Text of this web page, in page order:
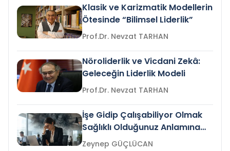
Klasik ve Karizmatik Modellerin
Ötesinde “Bilimsel Liderlik”
Prof.Dr. Nevzat TARHAN
Nöroliderlik ve Vicdani Zekâ:
Geleceğin Liderlik Modeli
Prof.Dr. Nevzat TARHAN
İşe Gidip Çalışabiliyor Olmak
Sağlıklı Olduğunuz Anlamına
Gelir mi?Zeynep GÜÇLÜCAN